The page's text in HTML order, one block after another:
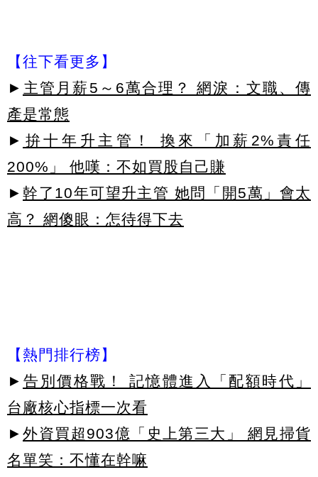
【往下看更多】
► 主管月薪5～6萬合理？ 網淚：文職、傳
產是常態
► 拚十年升主管！ 換來「加薪2%責任
200%」 他嘆：不如買股自己賺
► 幹了10年可望升主管 她問「開5萬」會太
高？ 網傻眼：怎待得下去
【熱門排行榜】
► 告別價格戰！ 記憶體進入「配額時代」
台廠核心指標一次看
► 外資買超903億「史上第三大」 網見掃貨
名單笑：不懂在幹嘛